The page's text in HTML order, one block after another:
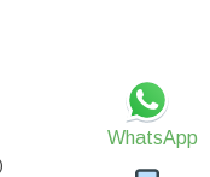
WhatsApp